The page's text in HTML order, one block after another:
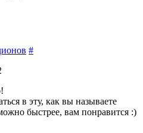
#
в эту, как вы называете
быстрее, вам понравится :)